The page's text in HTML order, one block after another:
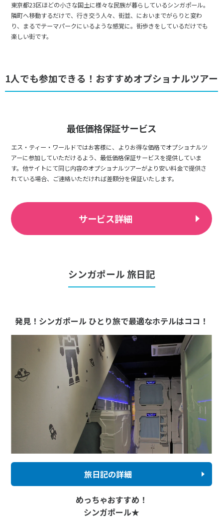
東京都23区ほどの小さな国土に様々な民族が暮らしているシンガポール。
隣町へ移動するだけで、行き交う人々、街並、においまでがらりと変わ
り、まるでテーマパークにいるような感覚に。街歩きをしているだけでも
楽しい街です。
1人でも参加できる！おすすめオプショナルツアー
最低価格保証サービス
エス・ティー・ワールドではお客様に、よりお得な価格でオプショナルツ
アーに参加していただけるよう、最低価格保証サービスを提供していま
す。他サイトにて同じ内容のオプショナルツアーがより安い料金で提供さ
れている場合、ご連絡いただければ差額分を保証いたします。
サービス詳細
シンガポール 旅日記
発見！シンガポール ひとり旅で最適なホテルはココ！
旅日記の詳細
めっちゃおすすめ！
シンガポール★